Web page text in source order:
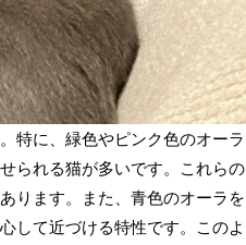
特に、緑色やピンク色のオーラ
られる猫が多いです。これらの
ります。また、青色のオーラを
して近づける特性です。このよ